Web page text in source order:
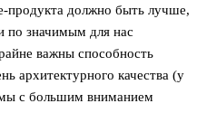
продукта должно быть лучше,
по значимым для нас
важны способность
архитектурного качества (у
с большим вниманием